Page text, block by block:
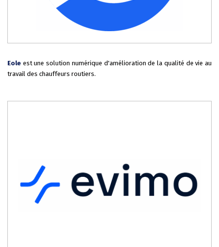
Eole est une solution numérique d'amélioration de la qualité de vie au
travail des chauffeurs routiers.